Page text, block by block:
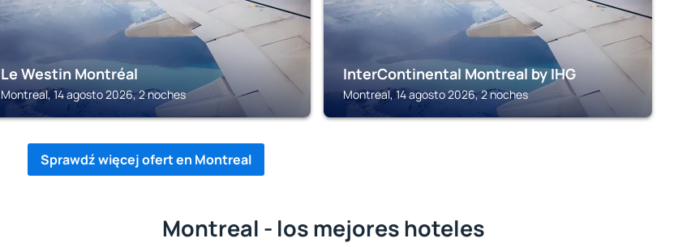
Le Westin Montréal
Montreal, 14 agosto 2026, 2 noches
InterContinental Montreal by IHG
Montreal, 14 agosto 2026, 2 noches
Sprawdź więcej ofert en Montreal
Montreal - los mejores hoteles